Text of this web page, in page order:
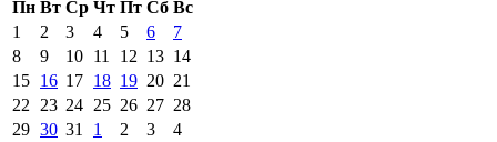
Пн Вт Ср Чт Пт Сб Вс
1
2 3 4 5 6
7
8
9 10 11 12 13 14
15 16 17 18 19 20 21
22
23 24 25 26 27 28
29 30 31 1 2 3 4